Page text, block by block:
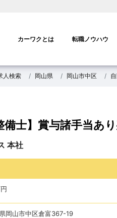
カーワクとは 転職ノウハウ
人検索 岡山県 岡山市中区
備士】賞与諸手当あ
本社
岡山市中区倉富367-19